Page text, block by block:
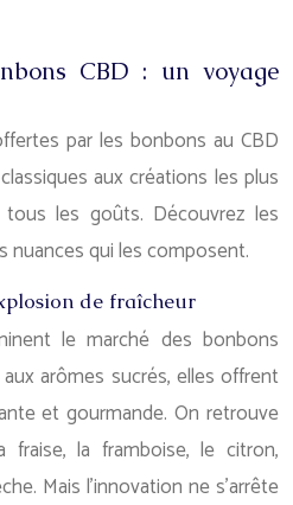
CBD : un voyage
par les bonbons au CBD
aux créations les plus
les goûts. Découvrez les
nuances qui les composent.
de fraîcheur
le marché des bonbons
arômes sucrés, elles offrent
et gourmande. On retrouve
fraise, la framboise, le citron,
Mais l’innovation ne s’arrête